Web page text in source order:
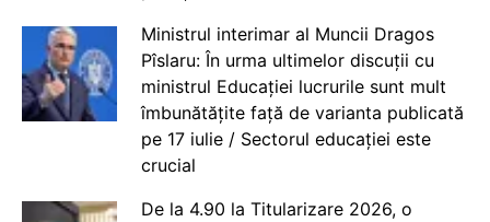
Ministrul interimar al Muncii Dragos
Pîslaru: În urma ultimelor discuții cu
ministrul Educației lucrurile sunt mult
îmbunătățite față de varianta publicată
pe 17 iulie / Sectorul educației este
crucial
De la 4.90 la Titularizare 2026, o